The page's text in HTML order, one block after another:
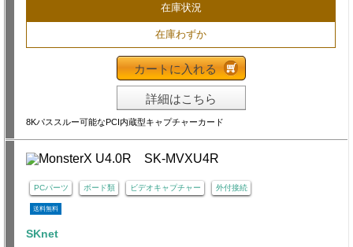
在庫状況
在庫わずか
カートに入れる
詳細はこちら
8Kパススルー可能なPCI内蔵型キャプチャーカード
PCパーツ ボード類 ビデオキャプチャー 外付接続
送料無料
SKnet